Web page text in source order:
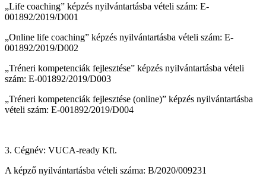
„Life coaching” képzés nyilvántartásba vételi szám: E-
001892/2019/D001
„Online life coaching” képzés nyilvántartásba vételi szám: E-
001892/2019/D002
„Tréneri kompetenciák fejlesztése” képzés nyilvántartásba vételi
szám: E-001892/2019/D003
„Tréneri kompetenciák fejlesztése (online)” képzés nyilvántartásba
vételi szám: E-001892/2019/D004
3. Cégnév: VUCA-ready Kft.
A képző nyilvántartásba vételi száma: B/2020/009231